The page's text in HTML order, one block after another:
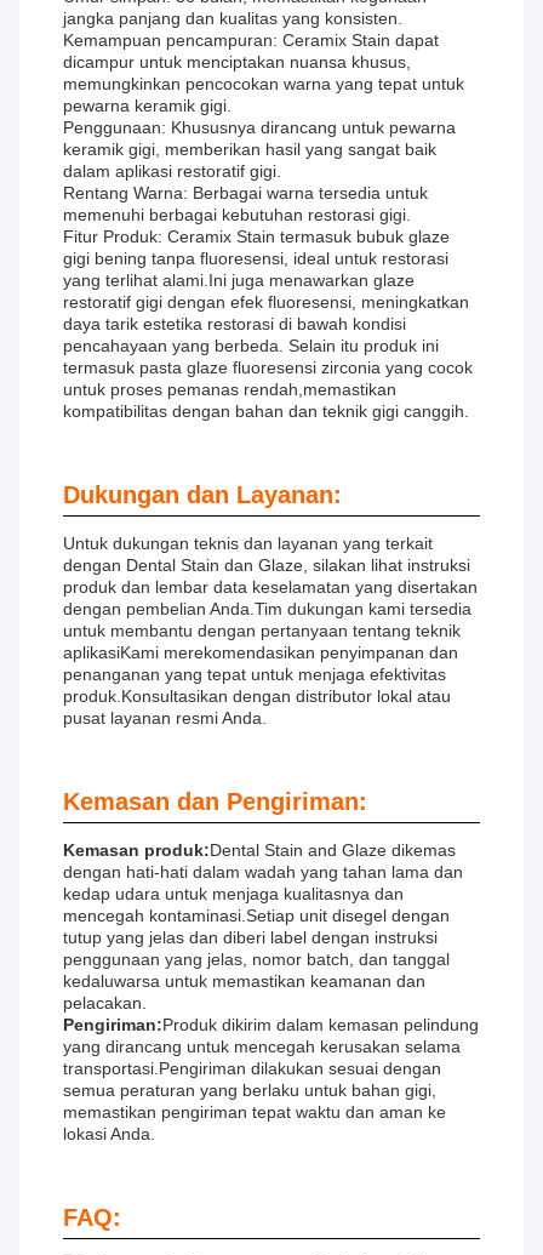
jangka panjang dan kualitas yang konsisten.
Kemampuan pencampuran: Ceramix Stain dapat
dicampur untuk menciptakan nuansa khusus,
memungkinkan pencocokan warna yang tepat untuk
pewarna keramik gigi.
Penggunaan: Khususnya dirancang untuk pewarna
keramik gigi, memberikan hasil yang sangat baik
dalam aplikasi restoratif gigi.
Rentang Warna: Berbagai warna tersedia untuk
memenuhi berbagai kebutuhan restorasi gigi.
Fitur Produk: Ceramix Stain termasuk bubuk glaze
gigi bening tanpa fluoresensi, ideal untuk restorasi
yang terlihat alami.Ini juga menawarkan glaze
restoratif gigi dengan efek fluoresensi, meningkatkan
daya tarik estetika restorasi di bawah kondisi
pencahayaan yang berbeda. Selain itu produk ini
termasuk pasta glaze fluoresensi zirconia yang cocok
untuk proses pemanas rendah,memastikan
kompatibilitas dengan bahan dan teknik gigi canggih.
Dukungan dan Layanan:
Untuk dukungan teknis dan layanan yang terkait
dengan Dental Stain dan Glaze, silakan lihat instruksi
produk dan lembar data keselamatan yang disertakan
dengan pembelian Anda.Tim dukungan kami tersedia
untuk membantu dengan pertanyaan tentang teknik
aplikasiKami merekomendasikan penyimpanan dan
penanganan yang tepat untuk menjaga efektivitas
produk.Konsultasikan dengan distributor lokal atau
pusat layanan resmi Anda.
Kemasan dan Pengiriman:
Kemasan produk:Dental Stain and Glaze dikemas
dengan hati-hati dalam wadah yang tahan lama dan
kedap udara untuk menjaga kualitasnya dan
mencegah kontaminasi.Setiap unit disegel dengan
tutup yang jelas dan diberi label dengan instruksi
penggunaan yang jelas, nomor batch, dan tanggal
kedaluwarsa untuk memastikan keamanan dan
pelacakan.
Pengiriman:Produk dikirim dalam kemasan pelindung
yang dirancang untuk mencegah kerusakan selama
transportasi.Pengiriman dilakukan sesuai dengan
semua peraturan yang berlaku untuk bahan gigi,
memastikan pengiriman tepat waktu dan aman ke
lokasi Anda.
FAQ: